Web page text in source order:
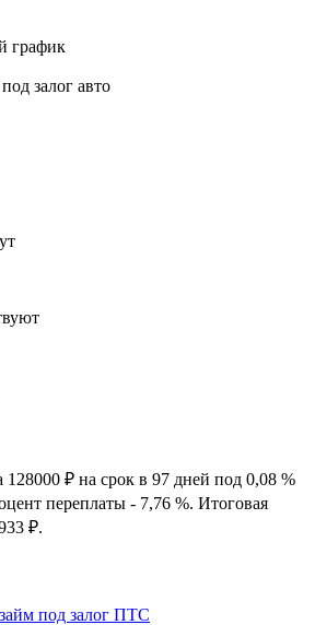
график
залог авто
128000 ₽ на срок в 97 дней под 0,08 %
переплаты - 7,76 %. Итоговая
₽.
под залог ПТС